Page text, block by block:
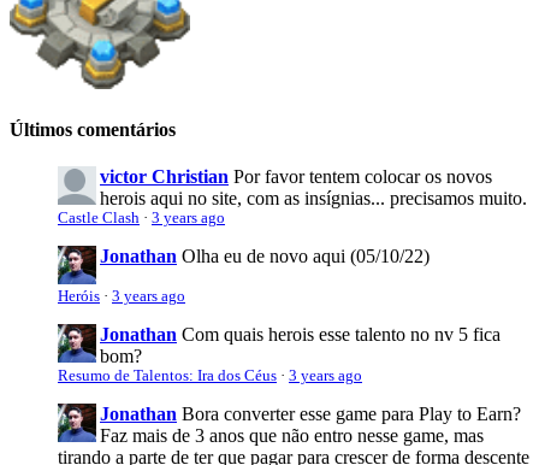
Últimos comentários
victor Christian Por favor tentem colocar os novos
herois aqui no site, com as insígnias... precisamos muito.
Castle Clash · 3 years ago
Jonathan Olha eu de novo aqui (05/10/22)
Heróis · 3 years ago
Jonathan Com quais herois esse talento no nv 5 fica
bom?
Resumo de Talentos: Ira dos Céus · 3 years ago
Jonathan Bora converter esse game para Play to Earn?
Faz mais de 3 anos que não entro nesse game, mas
tirando a parte de ter que pagar para crescer de forma descente